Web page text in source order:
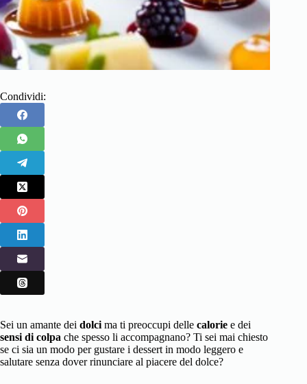
Condividi:
Sei un amante dei dolci ma ti preoccupi delle calorie e dei
sensi di colpa che spesso li accompagnano? Ti sei mai chiesto
se ci sia un modo per gustare i dessert in modo leggero e
salutare senza dover rinunciare al piacere del dolce?